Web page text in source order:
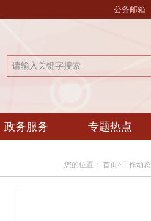
公务邮箱
政务服务 专题热点
您的位置： 首页>工作动态